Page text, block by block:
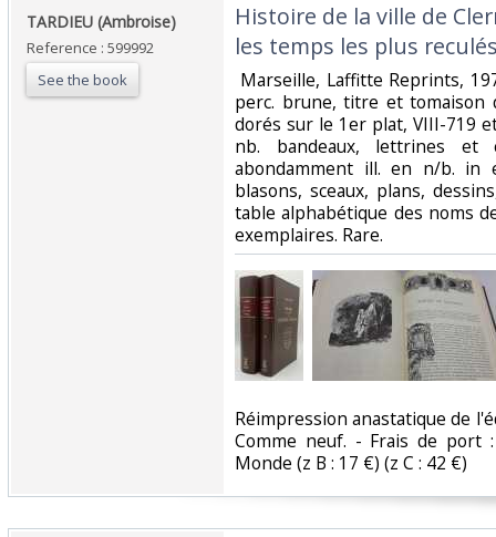
‎TARDIEU (Ambroise)‎
Reference : 599992
See the book
‎Histoire de la ville de
les temps les plus
Marseille, Laffitte Reprints,
perc. brune, titre et tomaison
dorés sur le 1er plat, VIII-719
nb. bandeaux, lettrines et
abondamment ill. en n/b. in
blasons, sceaux, plans,
table alphabétique des noms
exemplaires. Rare. ‎
‎Réimpression anastatique de
Comme neuf. - Frais de port
Monde (z B : 17 €) (z C : 42 €) ‎